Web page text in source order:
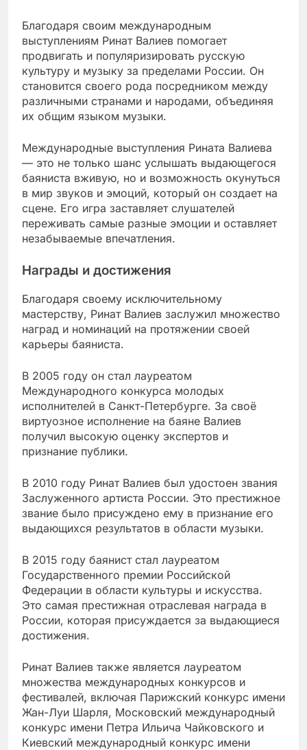
Благодаря своим международным
выступлениям Ринат Валиев помогает
продвигать и популяризировать русскую
культуру и музыку за пределами России. Он
становится своего рода посредником между
различными странами и народами, объединяя
их общим языком музыки.
Международные выступления Рината Валиева
— это не только шанс услышать выдающегося
баяниста вживую, но и возможность окунуться
в мир звуков и эмоций, который он создает на
сцене. Его игра заставляет слушателей
переживать самые разные эмоции и оставляет
незабываемые впечатления.
Награды и достижения
Благодаря своему исключительному
мастерству, Ринат Валиев заслужил множество
наград и номинаций на протяжении своей
карьеры баяниста.
В 2005 году он стал лауреатом
Международного конкурса молодых
исполнителей в Санкт-Петербурге. За своё
виртуозное исполнение на баяне Валиев
получил высокую оценку экспертов и
признание публики.
В 2010 году Ринат Валиев был удостоен звания
Заслуженного артиста России. Это престижное
звание было присуждено ему в признание его
выдающихся результатов в области музыки.
В 2015 году баянист стал лауреатом
Государственного премии Российской
Федерации в области культуры и искусства.
Это самая престижная отраслевая награда в
России, которая присуждается за выдающиеся
достижения.
Ринат Валиев также является лауреатом
множества международных конкурсов и
фестивалей, включая Парижский конкурс имени
Жан-Луи Шарля, Московский международный
конкурс имени Петра Ильича Чайковского и
Киевский международный конкурс имени